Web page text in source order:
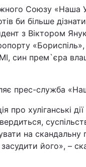
Союзу «Наша
би більше
з Віктором
«Бориспіль»,
син прем`єра
прес-служба
про хуліганські
на скандальну
його», –